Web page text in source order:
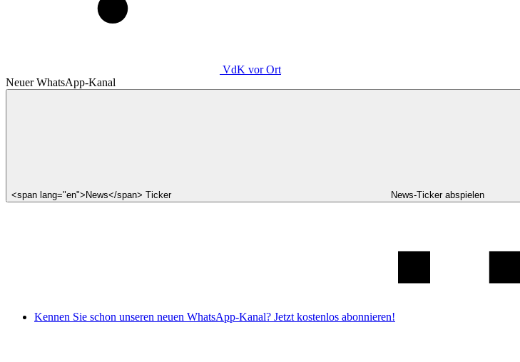
VdK vor Ort
Neuer WhatsApp-Kanal
<span lang="en">News</span> Ticker News-Ticker abspielen
Kennen Sie schon unseren neuen WhatsApp-Kanal? Jetzt kostenlos abonnieren!